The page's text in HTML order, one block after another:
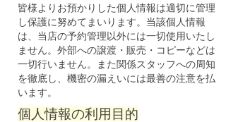
皆様よりお預かりした個人情報は適切に管理
し保護に努めてまいります。当該個人情報
は、当店の予約管理以外には一切使用いたし
ません。外部への譲渡・販売・コピーなどは
一切行いません。また関係スタッフへの周知
を徹底し、機密の漏えいには最善の注意を払
います。
個人情報の利用目的